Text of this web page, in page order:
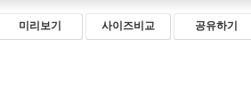
미리보기 사이즈비교 공유하기